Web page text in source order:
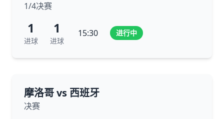
1/4决赛
1
进球
1
进球
15:30 进行中
摩洛哥 vs 西班牙
决赛